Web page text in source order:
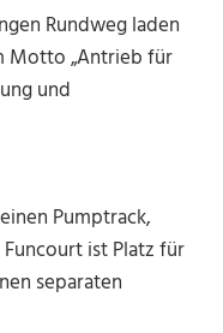
Rundweg laden
Motto „Antrieb für
und
Pumptrack,
ist Platz für
separaten